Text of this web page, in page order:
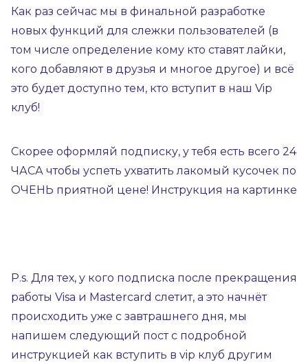
Как раз сейчас мы в финальной разработке
новых функций для слежки пользователей (в
том числе определение кому кто ставят лайки,
кого добавляют в друзья и многое другое) и всё
это будет доступно тем, кто вступит в наш Vip
клуб!
Скорее оформляй подписку, у тебя есть всего 24
ЧАСА чтобы успеть ухватить лакомый кусочек по
ОЧЕНЬ приятной цене! Инструкция на картинке
P.s. Для тех, у кого подписка после прекращения
работы Visa и Mastercard слетит, а это начнёт
происходить уже с завтрашнего дня, мы
напишем следующий пост с подробной
инструкцией как вступить в vip клуб другим